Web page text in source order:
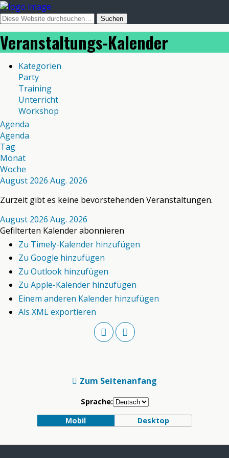
Veranstaltungs-Kalender
Kategorien
Party
Training
Unterricht
Workshop
Agenda
Agenda
Tag
Monat
Woche
August 2026 Aug. 2026
Zurzeit gibt es keine bevorstehenden Veranstaltungen.
August 2026 Aug. 2026
Gefilterten Kalender abonnieren
Zu Timely-Kalender hinzufügen
Zu Google hinzufügen
Zu Outlook hinzufügen
Zu Apple-Kalender hinzufügen
Einem anderen Kalender hinzufügen
Als XML exportieren
Zum Seitenanfang
Sprache:
Mobil
Desktop